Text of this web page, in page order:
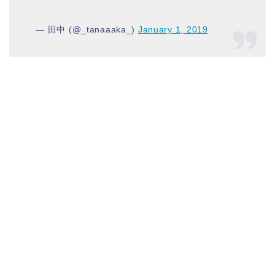
— 田中 (@_tanaaaka_) January 1, 2019